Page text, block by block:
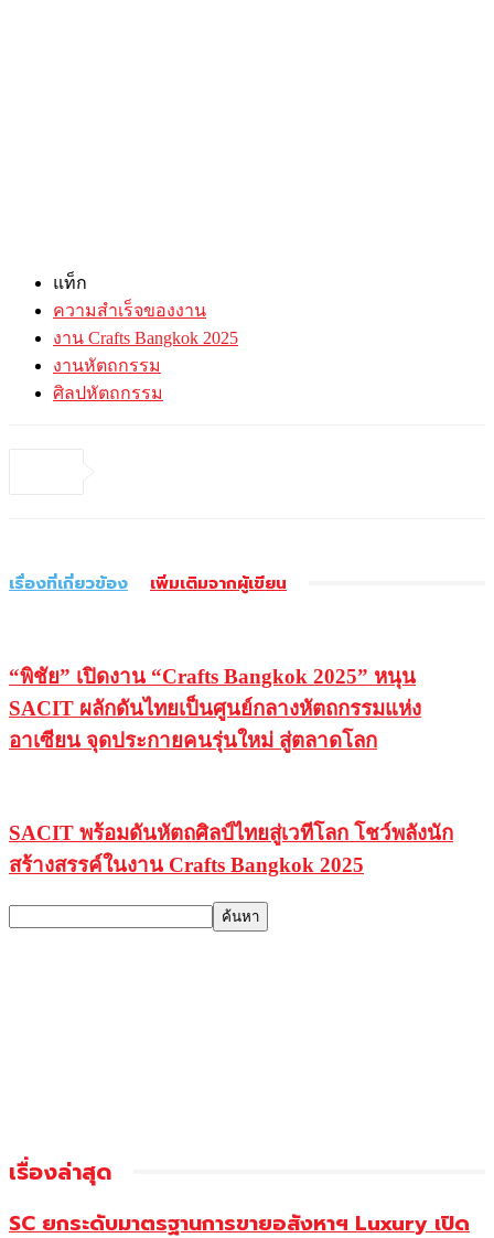
แท็ก
ความสำเร็จของงาน
งาน Crafts Bangkok 2025
งานหัตถกรรม
ศิลปหัตถกรรม
เรื่องที่เกี่ยวข้อง เพิ่มเติมจากผู้เขียน
“พิชัย” เปิดงาน “Crafts Bangkok 2025” หนุน
SACIT ผลักดันไทยเป็นศูนย์กลางหัตถกรรมแห่ง
อาเซียน จุดประกายคนรุ่นใหม่ สู่ตลาดโลก
SACIT พร้อมดันหัตถศิลป์ไทยสู่เวทีโลก โชว์พลังนัก
สร้างสรรค์ในงาน Crafts Bangkok 2025
เรื่องล่าสุด
SC ยกระดับมาตรฐานการขายอสังหาฯ Luxury เปิด